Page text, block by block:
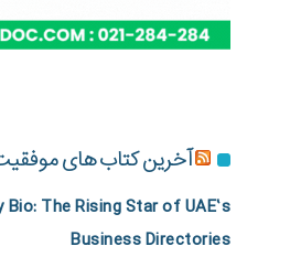
آخرین کتاب های
Bio: The Rising Star of UAE’s
Business Directories